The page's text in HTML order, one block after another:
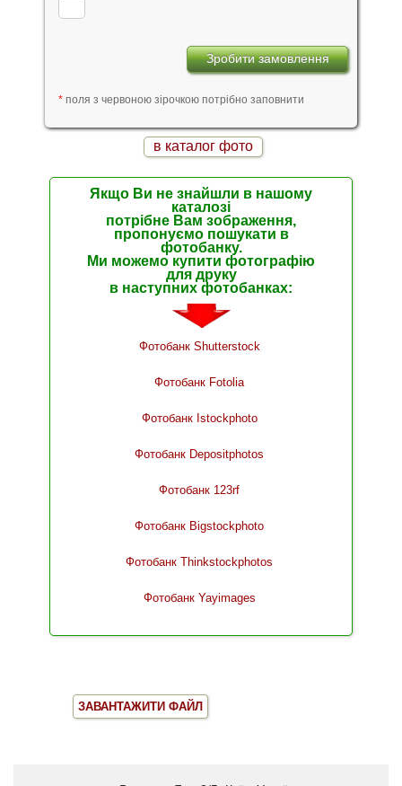
* поля з червоною зірочкою потрібно заповнити
в каталог фото
Якщо Ви не знайшли в нашому
каталозі
потрібне Вам зображення,
пропонуємо пошукати в
фотобанку.
Ми можемо купити фотографію
для друку
в наступних фотобанках:
Фотобанк Shutterstock
Фотобанк Fotolia
Фотобанк Istockphoto
Фотобанк Depositphotos
Фотобанк 123rf
Фотобанк Bigstockphoto
Фотобанк Thinkstockphotos
Фотобанк Yayimages
ЗАВАНТАЖИТИ ФАЙЛ